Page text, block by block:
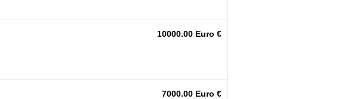
10000.00 Euro €
7000.00 Euro €